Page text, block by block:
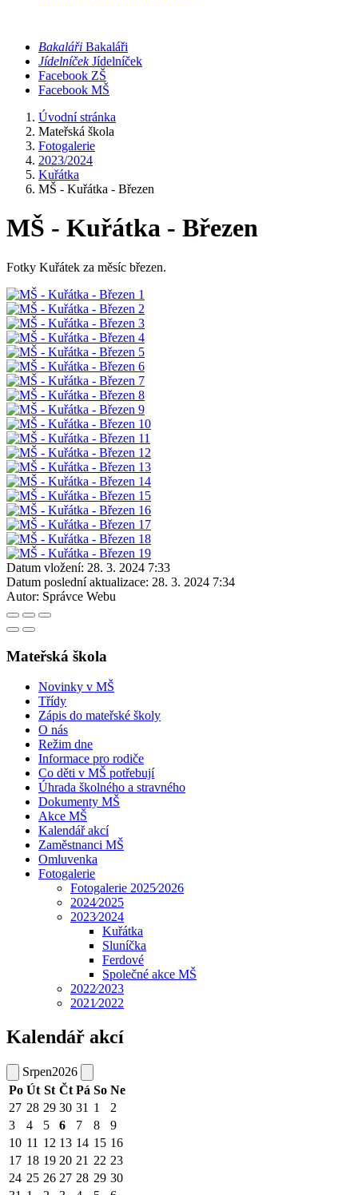
Bakaláři Bakaláři
Jídelníček Jídelníček
Facebook ZŠ
Facebook MŠ
Úvodní stránka
Mateřská škola
Fotogalerie
2023/2024
Kuřátka
MŠ - Kuřátka - Březen
MŠ - Kuřátka - Březen
Fotky Kuřátek za měsíc březen.
Datum vložení: 28. 3. 2024 7:33
Datum poslední aktualizace: 28. 3. 2024 7:34
Autor: Správce Webu
Mateřská škola
Novinky v MŠ
Třídy
Zápis do mateřské školy
O nás
Režim dne
Informace pro rodiče
Co děti v MŠ potřebují
Úhrada školného a stravného
Dokumenty MŠ
Akce MŠ
Kalendář akcí
Zaměstnanci MŠ
Omluvenka
Fotogalerie
Fotogalerie 2025⁄2026
2024⁄2025
2023⁄2024
Kuřátka
Sluníčka
Ferdové
Společné akce MŠ
2022⁄2023
2021⁄2022
Kalendář akcí
Srpen2026
Po Út St Čt Pá So Ne
27 28 29 30 31 1
2
3
4 5 6 7 8
9
10 11 12 13 14 15 16
17 18 19 20 21 22 23
24 25 26 27 28 29 30